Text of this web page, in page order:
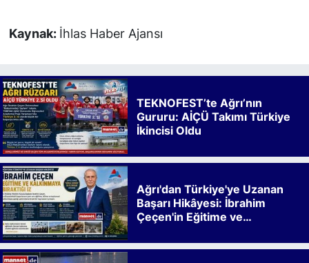
Kaynak: İhlas Haber Ajansı
TEKNOFEST’te Ağrı’nın
Gururu: AİÇÜ Takımı Türkiye
İkincisi Oldu
Ağrı'dan Türkiye'ye Uzanan
Başarı Hikâyesi: İbrahim
Çeçen'in Eğitime ve